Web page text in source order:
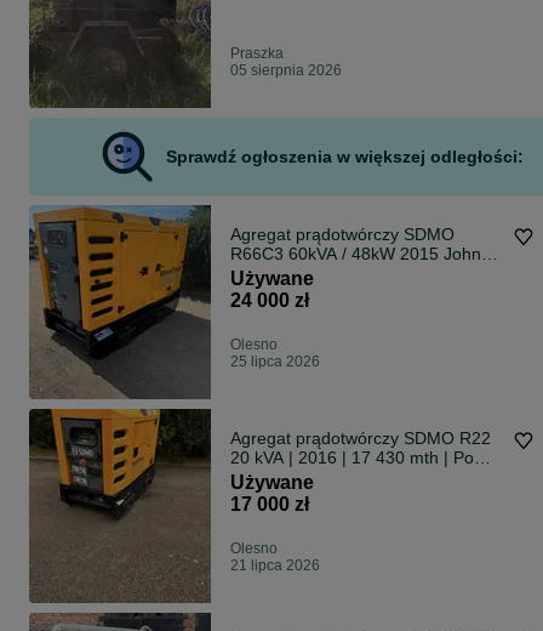
Praszka
05 sierpnia 2026
Sprawdź ogłoszenia w większej odległości:
Agregat prądotwórczy SDMO
R66C3 60kVA / 48kW 2015 John
Deere po serwisie Gotowy do pracy
Używane
24 000 zł
Olesno
25 lipca 2026
Agregat prądotwórczy SDMO R22
20 kVA | 2016 | 17 430 mth | Po
serwisie | Sprawny
Używane
17 000 zł
Olesno
21 lipca 2026